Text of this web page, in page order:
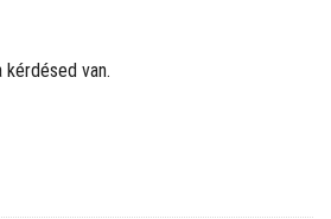
kérdésed van.